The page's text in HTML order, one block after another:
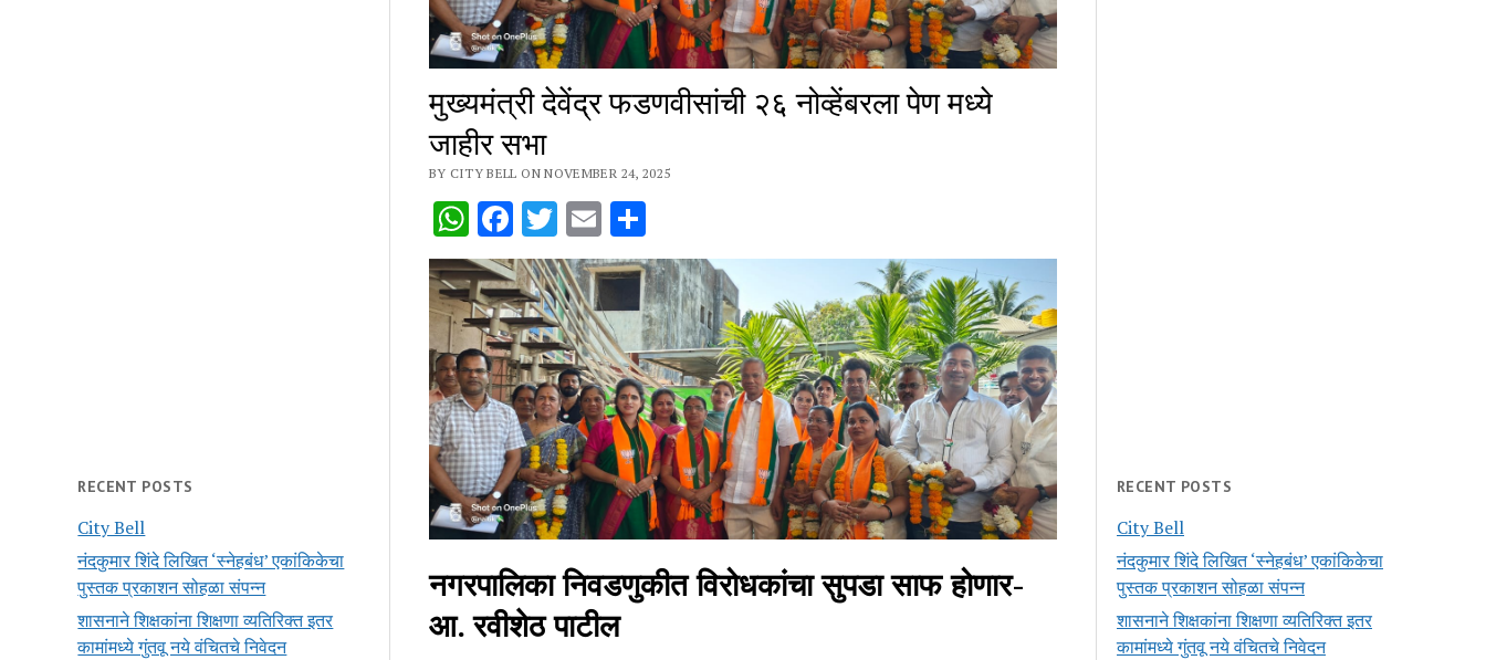
RECENT POSTS
City Bell
नंदकुमार शिंदे लिखित ‘स्नेहबंध’ एकांकिकेचा
पुस्तक प्रकाशन सोहळा संपन्न
शासनाने शिक्षकांना शिक्षणा व्यतिरिक्त इतर
कामांमध्ये गुंतवू नये वंचितचे निवेदन
मुख्यमंत्री देवेंद्र फडणवीसांची २६ नोव्हेंबरला पेण मध्ये
जाहीर सभा
BY CITY BELL ON NOVEMBER 24, 2025
WhatsApp
Facebook
Twitter
EmailShare
नगरपालिका निवडणुकीत विरोधकांचा सुपडा साफ होणार-
आ. रवीशेठ पाटील
RECENT POSTS
City Bell
नंदकुमार शिंदे लिखित ‘स्नेहबंध’ एकांकिकेचा
पुस्तक प्रकाशन सोहळा संपन्न
शासनाने शिक्षकांना शिक्षणा व्यतिरिक्त इतर
कामांमध्ये गुंतवू नये वंचितचे निवेदन